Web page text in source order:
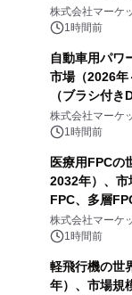
レーム）・分
株式会社マーケ
1時間前
自動車用パワ
市場（2026
（ブラシ付
スDCモーター
表
株式会社マーケ
1時間前
医療用FPCの
2032年）、市
FPC、多層
PCB）・分析
株式会社マーケ
1時間前
軽飛行機の世
年）、市場規